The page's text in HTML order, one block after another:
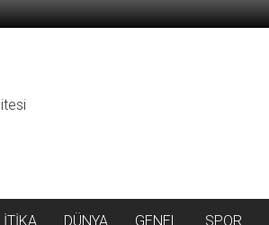
DÜNYA GENEL SPOR